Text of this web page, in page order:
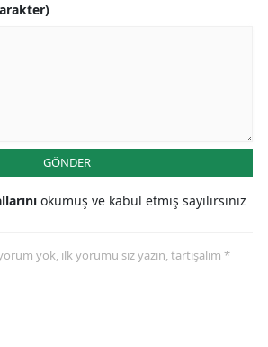
GÖNDER
okumuş ve kabul etmiş sayılırsınız
yok, ilk yorumu siz yazın, tartışalım *